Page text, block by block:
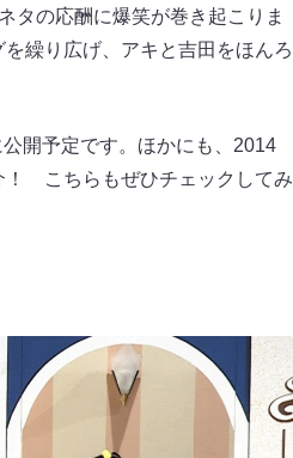
タの応酬に爆笑が巻き起こりま
繰り広げ、アキと吉田をほんろ
開予定です。ほかにも、2014
！ こちらもぜひチェックしてみ